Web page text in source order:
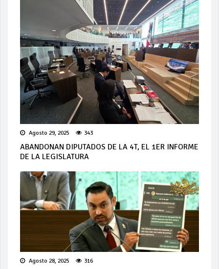
Agosto 29, 2025 343
ABANDONAN DIPUTADOS DE LA 4T, EL 1ER INFORME
DE LA LEGISLATURA
Agosto 28, 2025 316